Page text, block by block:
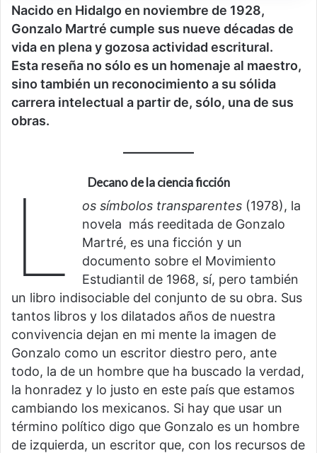
Nacido en Hidalgo en noviembre de 1928,
Gonzalo Martré cumple sus nueve décadas de
vida en plena y gozosa actividad escritural.
Esta reseña no sólo es un homenaje al maestro,
sino también un reconocimiento a su sólida
carrera intelectual a partir de, sólo, una de sus
obras.
Decano de la ciencia ficción
L os símbolos transparentes (1978), la
novela más reeditada de Gonzalo
Martré, es una ficción y un
documento sobre el Movimiento
Estudiantil de 1968, sí, pero también
un libro indisociable del conjunto de su obra. Sus
tantos libros y los dilatados años de nuestra
convivencia dejan en mi mente la imagen de
Gonzalo como un escritor diestro pero, ante
todo, la de un hombre que ha buscado la verdad,
la honradez y lo justo en este país que estamos
cambiando los mexicanos. Si hay que usar un
término político digo que Gonzalo es un hombre
de izquierda, un escritor que, con los recursos de